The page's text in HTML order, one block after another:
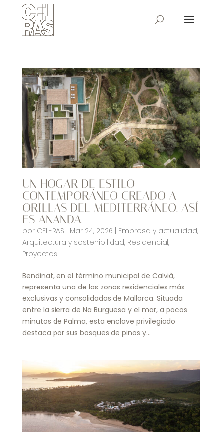
UN HOGAR DE ESTILO
CONTEMPORÁNEO CREADO A
ORILLAS DEL MEDITERRÁNEO. ASÍ
ES ANANDA.
por CEL-RAS | Mar 24, 2026 | Empresa y actualidad,
Arquitectura y sostenibilidad, Residencial,
Proyectos
Bendinat, en el término municipal de Calvià,
representa una de las zonas residenciales más
exclusivas y consolidadas de Mallorca. Situada
entre la sierra de Na Burguesa y el mar, a pocos
minutos de Palma, esta enclave privilegiado
destaca por sus bosques de pinos y...